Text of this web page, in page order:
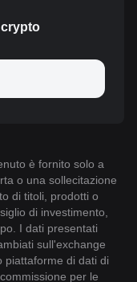
è fornito solo a
o una sollecitazione
di titoli, prodotti o
di investimento,
I dati presentati
sull'exchange
piattaforme di dati di
per le